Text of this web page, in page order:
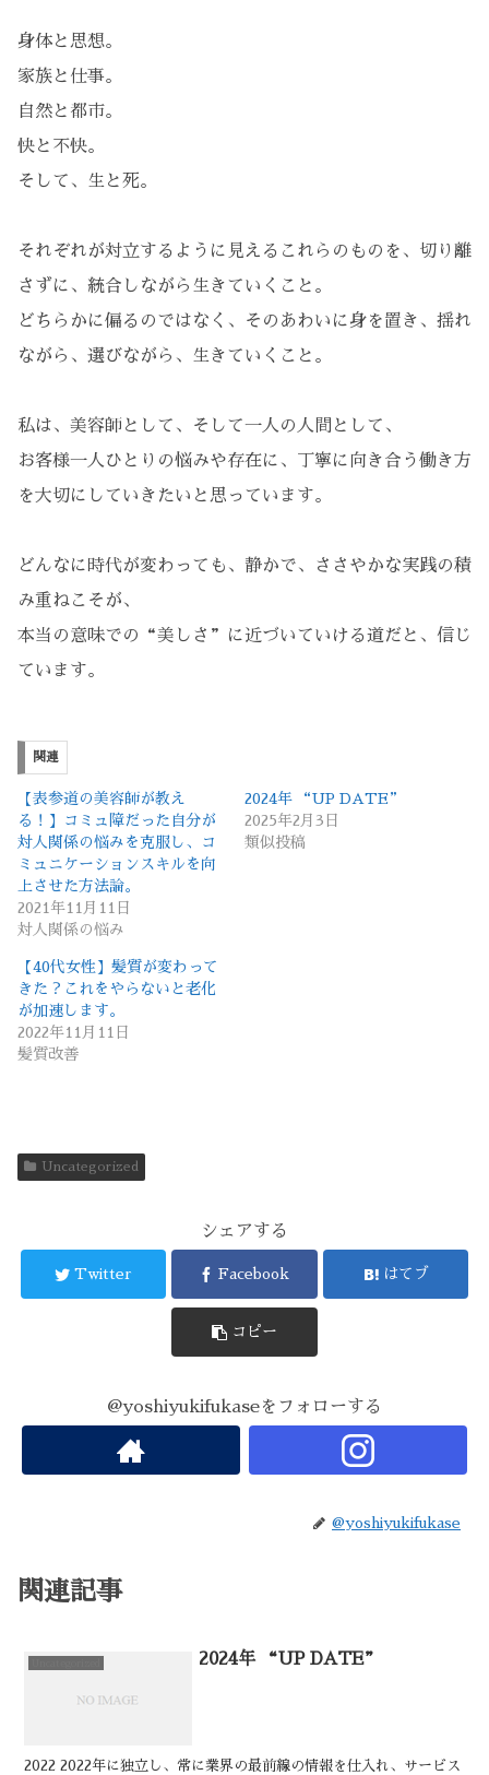
身体と思想。
家族と仕事。
自然と都市。
快と不快。
そして、生と死。
それぞれが対立するように見えるこれらのものを、切り離
さずに、統合しながら生きていくこと。
どちらかに偏るのではなく、そのあわいに身を置き、揺れ
ながら、選びながら、生きていくこと。
私は、美容師として、そして一人の人間として、
お客様一人ひとりの悩みや存在に、丁寧に向き合う働き方
を大切にしていきたいと思っています。
どんなに時代が変わっても、静かで、ささやかな実践の積
み重ねこそが、
本当の意味での“美しさ”に近づいていける道だと、信じ
ています。
関連
【表参道の美容師が教え
る！】コミュ障だった自分が
対人関係の悩みを克服し、コ
ミュニケーションスキルを向
上させた方法論。
2021年11月11日
対人関係の悩み
2024年 “UP DATE”
2025年2月3日
類似投稿
【40代女性】髪質が変わって
きた？これをやらないと老化
が加速します。
2022年11月11日
髪質改善
Uncategorized
シェアする
Twitter Facebook はてブ
コピー
@yoshiyukifukaseをフォローする
@yoshiyukifukase
関連記事
2024年 “UP DATE”
2022 2022年に独立し、常に業界の最前線の情報を仕入れ、サービス